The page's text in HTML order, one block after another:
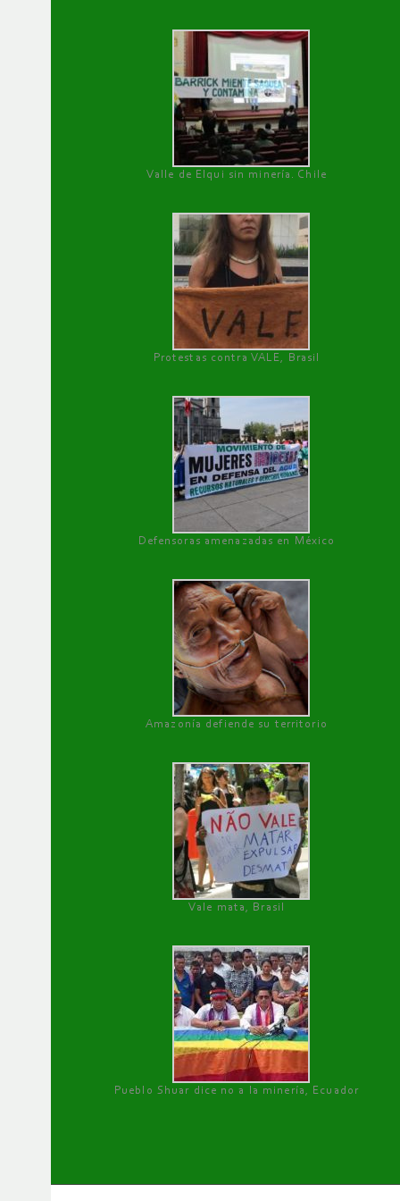
Valle de Elqui sin minería. Chile
Protestas contra VALE, Brasil
Defensoras amenazadas en México
Amazonía defiende su territorio
Vale mata, Brasil
Pueblo Shuar dice no a la minería, Ecuador